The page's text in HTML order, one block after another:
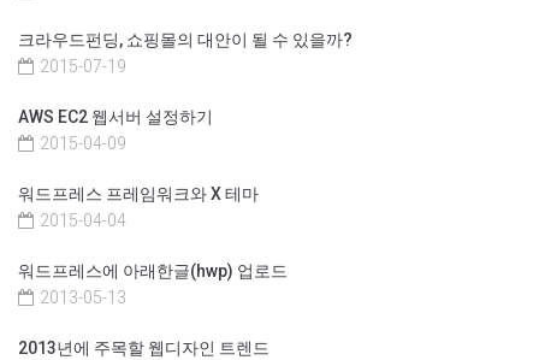
크라우드펀딩, 쇼핑몰의 대안이 될 수 있을까?
2015-07-19
AWS EC2 웹서버 설정하기
2015-04-09
워드프레스 프레임워크와 X 테마
2015-04-04
워드프레스에 아래한글(hwp) 업로드
2013-05-13
2013년에 주목할 웹디자인 트렌드